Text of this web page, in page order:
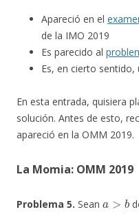
Apareció en el
de la IMO 2019
Es parecido al
Es, en cierto
En esta entrada, quisiera
solución. Antes de esto,
apareció en la OMM 2019.
La Momia: OMM 2019
Problema 5. Sean